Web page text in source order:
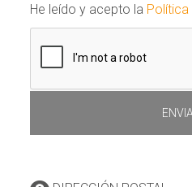
He leído y acepto la Política